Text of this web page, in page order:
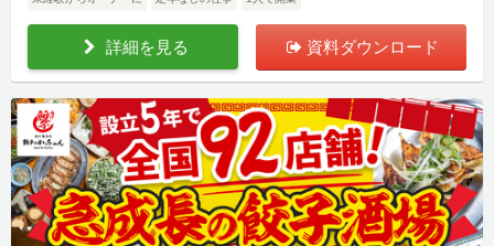
詳細を見る 資料ダウンロード